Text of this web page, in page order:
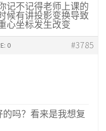
记不记得老师上课的
候有讲投影变换导致
心坐标发生改变
#3785
0
的吗？看来是我想复